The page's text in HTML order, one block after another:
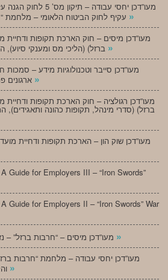
מעו”דכן יחסי עבודה –
»
מעו”דכן מיסים – חוק הארכת תקופות
»
מעו”דכן סייבר וטכנולוגיות מידע –
»
מעו”דכן רגולציה – חוק הארכת תקופות
ברזל) (סדרי מינהל, תקופות כהונה ותאגידים), התשפ”ד-2023 –
מעו”דכן שוק הון – הארכת תקופות ודחיית
Guide for Employers III – “Iron Swords”
Guide for Employers II – “Iron Swords” War
»
מעו”דכן יחסי עבודה – מלחמת “חרבות
»